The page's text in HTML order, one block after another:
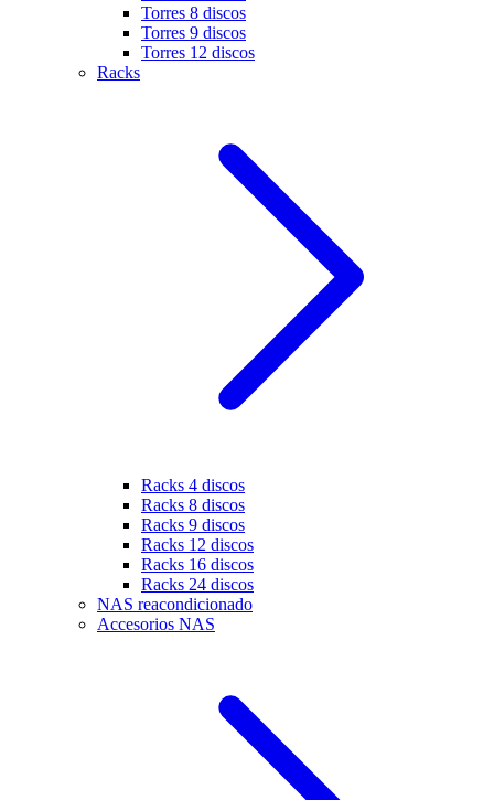
Torres 8 discos
Torres 9 discos
Torres 12 discos
Racks
Racks 4 discos
Racks 8 discos
Racks 9 discos
Racks 12 discos
Racks 16 discos
Racks 24 discos
NAS reacondicionado
Accesorios NAS